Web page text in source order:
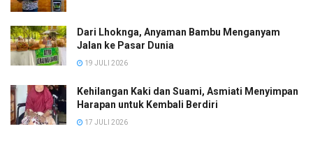
Dari Lhoknga, Anyaman Bambu Menganyam
Jalan ke Pasar Dunia
19 JULI 2026
Kehilangan Kaki dan Suami, Asmiati Menyimpan
Harapan untuk Kembali Berdiri
17 JULI 2026